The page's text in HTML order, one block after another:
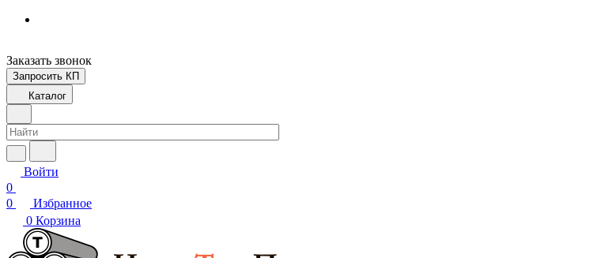
Заказать звонок
Запросить КП
Каталог
Войти
0
0
Избранное
0 Корзина